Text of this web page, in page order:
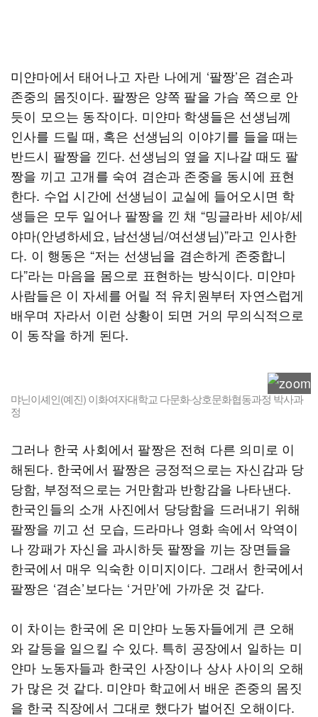
미얀마에서 태어나고 자란 나에게 ‘팔짱’은 겸손과
존중의 몸짓이다. 팔짱은 양쪽 팔을 가슴 쪽으로 안
듯이 모으는 동작이다. 미얀마 학생들은 선생님께
인사를 드릴 때, 혹은 선생님의 이야기를 들을 때는
반드시 팔짱을 낀다. 선생님의 옆을 지나갈 때도 팔
짱을 끼고 고개를 숙여 겸손과 존중을 동시에 표현
한다. 수업 시간에 선생님이 교실에 들어오시면 학
생들은 모두 일어나 팔짱을 낀 채 “밍글라바 세야/세
야마(안녕하세요, 남선생님/여선생님)”라고 인사한
다. 이 행동은 “저는 선생님을 겸손하게 존중합니
다”라는 마음을 몸으로 표현하는 방식이다. 미얀마
사람들은 이 자세를 어릴 적 유치원부터 자연스럽게
배우며 자라서 이런 상황이 되면 거의 무의식적으로
이 동작을 하게 된다.
먀닌이셰인(예진) 이화여자대학교 다문화·상호문화협동과정 박사과
정
그러나 한국 사회에서 팔짱은 전혀 다른 의미로 이
해된다. 한국에서 팔짱은 긍정적으로는 자신감과 당
당함, 부정적으로는 거만함과 반항감을 나타낸다.
한국인들의 소개 사진에서 당당함을 드러내기 위해
팔짱을 끼고 선 모습, 드라마나 영화 속에서 악역이
나 깡패가 자신을 과시하듯 팔짱을 끼는 장면들을
한국에서 매우 익숙한 이미지이다. 그래서 한국에서
팔짱은 ‘겸손’보다는 ‘거만’에 가까운 것 같다.
이 차이는 한국에 온 미얀마 노동자들에게 큰 오해
와 갈등을 일으킬 수 있다. 특히 공장에서 일하는 미
얀마 노동자들과 한국인 사장이나 상사 사이의 오해
가 많은 것 같다. 미얀마 학교에서 배운 존중의 몸짓
을 한국 직장에서 그대로 했다가 벌어진 오해이다.